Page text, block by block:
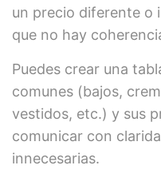
un precio diferente o
que no hay
Puedes crear una
comunes (bajos,
vestidos, etc.) y sus
comunicar con
innecesarias.